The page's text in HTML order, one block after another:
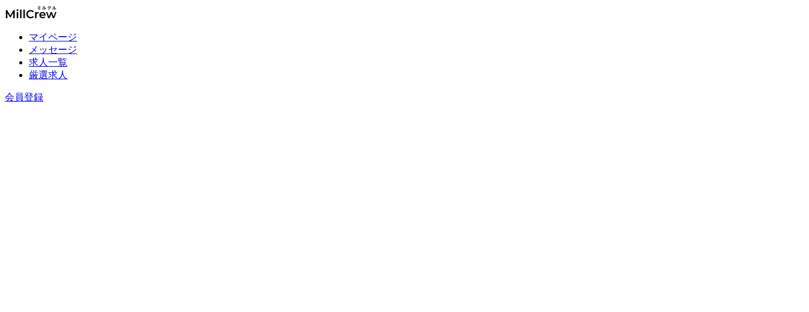
マイページ
メッセージ
求人一覧
厳選求人
会員登録